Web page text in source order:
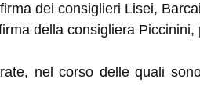
dei consiglieri Lisei,
della consigliera
nel corso delle quali